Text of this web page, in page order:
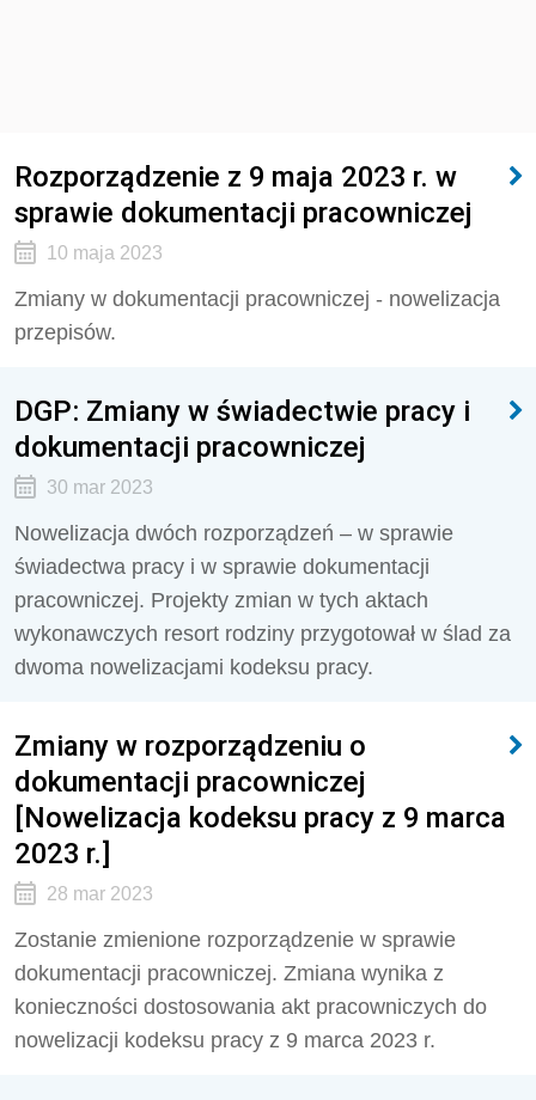
Rozporządzenie z 9 maja 2023 r. w
sprawie dokumentacji pracowniczej
10 maja 2023
Zmiany w dokumentacji pracowniczej - nowelizacja
przepisów.
DGP: Zmiany w świadectwie pracy i
dokumentacji pracowniczej
30 mar 2023
Nowelizacja dwóch rozporządzeń – w sprawie
świadectwa pracy i w sprawie dokumentacji
pracowniczej. Projekty zmian w tych aktach
wykonawczych resort rodziny przygotował w ślad za
dwoma nowelizacjami kodeksu pracy.
Zmiany w rozporządzeniu o
dokumentacji pracowniczej
[Nowelizacja kodeksu pracy z 9 marca
2023 r.]
28 mar 2023
Zostanie zmienione rozporządzenie w sprawie
dokumentacji pracowniczej. Zmiana wynika z
konieczności dostosowania akt pracowniczych do
nowelizacji kodeksu pracy z 9 marca 2023 r.